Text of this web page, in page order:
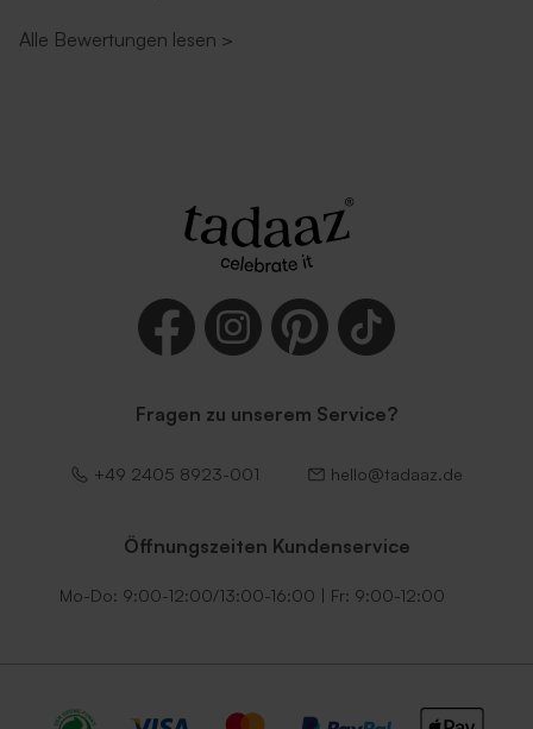
Alle Bewertungen lesen >
Fragen zu unserem Service?
+49 2405 8923-001 hello@tadaaz.de
Öffnungszeiten Kundenservice
Mo-Do: 9:00-12:00/13:00-16:00 | Fr: 9:00-12:00